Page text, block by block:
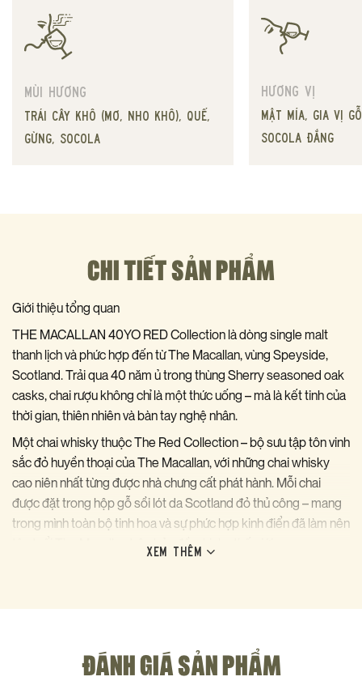
Mùi hương
trái cây khô (mơ, nho khô), quế,
gừng, socola
Hương vị
mật mía, gia vị
socola đắng
CHI TIẾT SẢN PHẨM
Giới thiệu tổng quan
THE MACALLAN 40YO RED Collection là dòng single malt
thanh lịch và phức hợp đến từ The Macallan, vùng Speyside,
Scotland. Trải qua 40 năm ủ trong thùng Sherry seasoned oak
casks, chai rượu không chỉ là một thức uống – mà là kết tinh của
thời gian, thiên nhiên và bàn tay nghệ nhân.
Một chai whisky thuộc The Red Collection – bộ sưu tập tôn vinh
sắc đỏ huyền thoại của The Macallan, với những chai whisky
cao niên nhất từng được nhà chưng cất phát hành. Mỗi chai
được đặt trong hộp gỗ sồi lót da Scotland đỏ thủ công – mang
trong mình toàn bộ tinh hoa và sự phức hợp kinh điển đã làm nên
tên tuổi The Macallan trên bản đồ whisky thế giới.
* Hương thơm: trái cây khô (mơ, nho khô), quế, gừng, socola.
* Vị nếm: mật mía, gia vị gỗ sồi, vani, socola đắng.
XEM THÊM
ĐÁNH GIÁ SẢN PHẨM